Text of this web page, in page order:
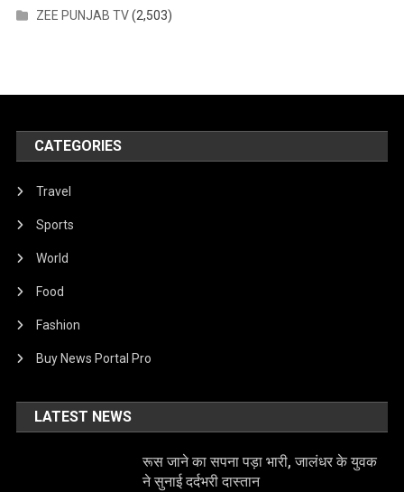
ZEE PUNJAB TV(2,503)
CATEGORIES
Travel
Sports
World
Food
Fashion
Buy News Portal Pro
LATEST NEWS
रूस जाने का सपना पड़ा भारी, जालंधर के युवक
ने सुनाई दर्दभरी दास्तान